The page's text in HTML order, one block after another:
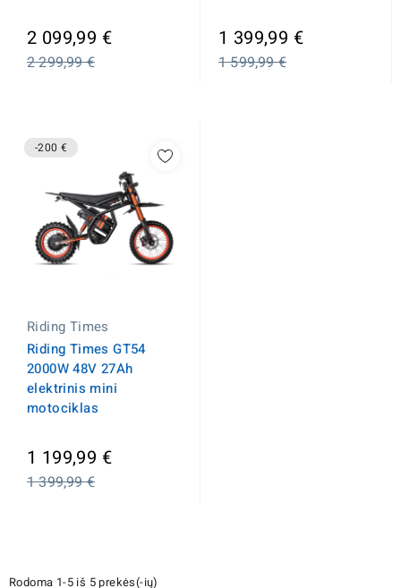
2 099,99 €Įprasta
2 299,99 €
1 399,99 €Įprasta
1 599,99 €
-200 €
Riding Times
Riding Times GT54
2000W 48V 27Ah
elektrinis mini
motociklas
1 199,99 €Įprasta
1 399,99 €
Rodoma 1-5 iš 5 prekės(-ių)